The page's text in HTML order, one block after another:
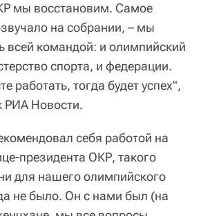
мы восстановим. Самое
на собрании, – мы
всей командой: и олимпийский
спорта, и федерации.
работать, тогда будет успех",
РИА Новости.
себя работой на
президента ОКР, такого
для нашего олимпийского
не было. Он с нами был (на